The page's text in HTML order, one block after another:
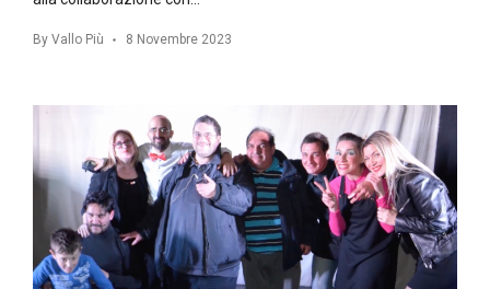
By Vallo Più 8 Novembre 2023